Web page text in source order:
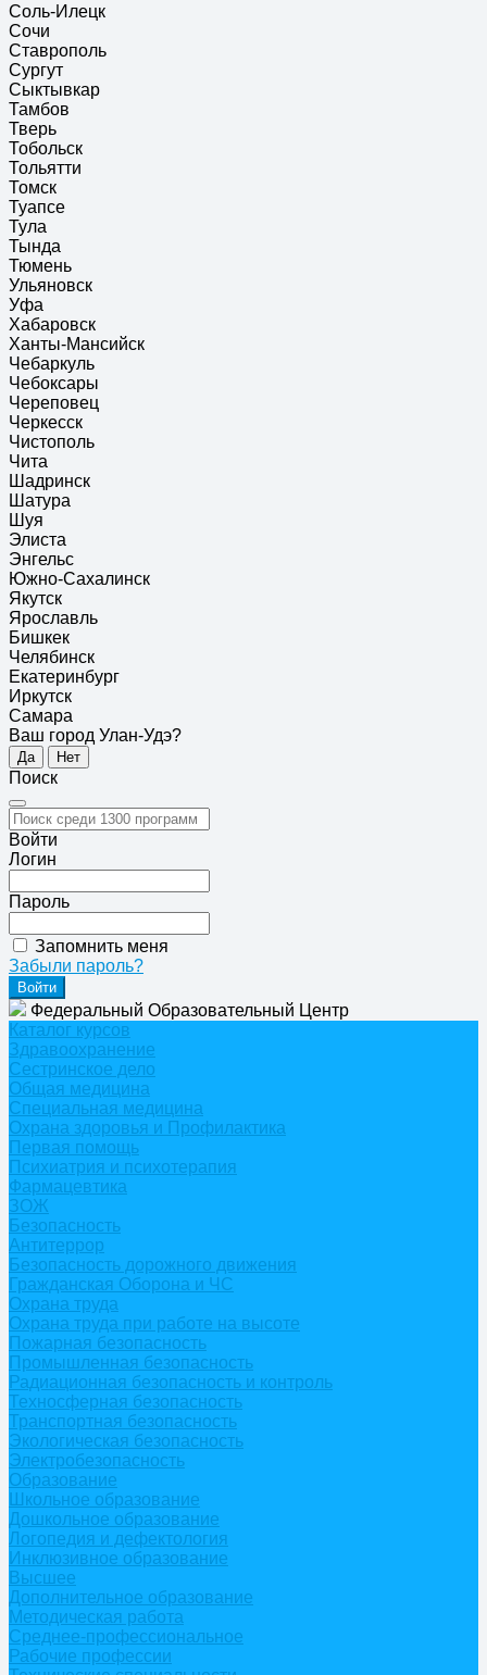
Соль-Илецк
Сочи
Ставрополь
Сургут
Сыктывкар
Тамбов
Тверь
Тобольск
Тольятти
Томск
Туапсе
Тула
Тында
Тюмень
Ульяновск
Уфа
Хабаровск
Ханты-Мансийск
Чебаркуль
Чебоксары
Череповец
Черкесск
Чистополь
Чита
Шадринск
Шатура
Шуя
Элиста
Энгельс
Южно-Сахалинск
Якутск
Ярославль
Бишкек
Челябинск
Екатеринбург
Иркутск
Самара
Ваш город Улан-Удэ?
Да Нет
Поиск
Войти
Логин
Пароль
Запомнить меня
Забыли пароль?
Федеральный Образовательный Центр
Каталог курсов
Здравоохранение
Сестринское дело
Общая медицина
Специальная медицина
Охрана здоровья и Профилактика
Первая помощь
Психиатрия и психотерапия
Фармацевтика
ЗОЖ
Безопасность
Антитеррор
Безопасность дорожного движения
Гражданская Оборона и ЧС
Охрана труда
Охрана труда при работе на высоте
Пожарная безопасность
Промышленная безопасность
Радиационная безопасность и контроль
Техносферная безопасность
Транспортная безопасность
Экологическая безопасность
Электробезопасность
Образование
Школьное образование
Дошкольное образование
Логопедия и дефектология
Инклюзивное образование
Высшее
Дополнительное образование
Методическая работа
Среднее-профессиональное
Рабочие профессии